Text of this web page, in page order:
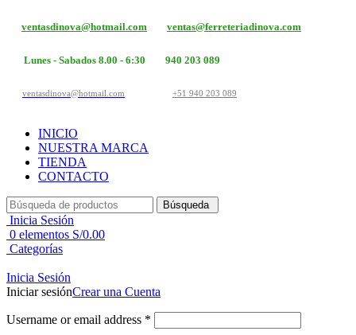
ventasdinova@hotmail.com ventas@ferreteriadinova.com
Lunes - Sabados 8.00 - 6:30 940 203 089
ventasdinova@hotmail.com +51 940 203 089
INICIO
NUESTRA MARCA
TIENDA
CONTACTO
Búsqueda
Inicia Sesión
0 elementos S/0.00
Categorías
Inicia Sesión
Iniciar sesiónCrear una Cuenta
Username or email address *